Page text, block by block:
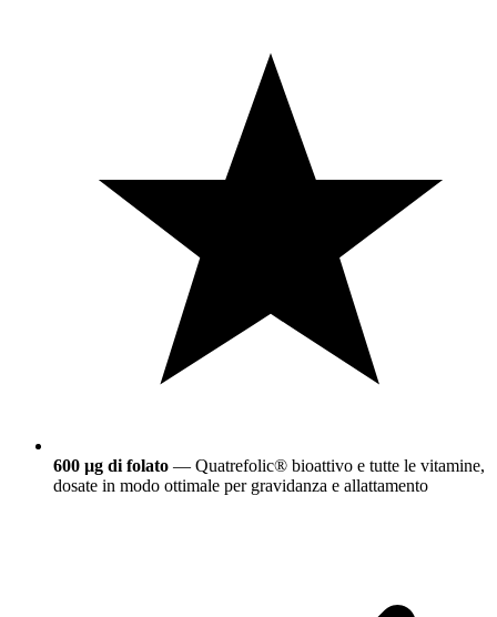
600 µg di folato — Quatrefolic® bioattivo e tutte le vitamine,
dosate in modo ottimale per gravidanza e allattamento